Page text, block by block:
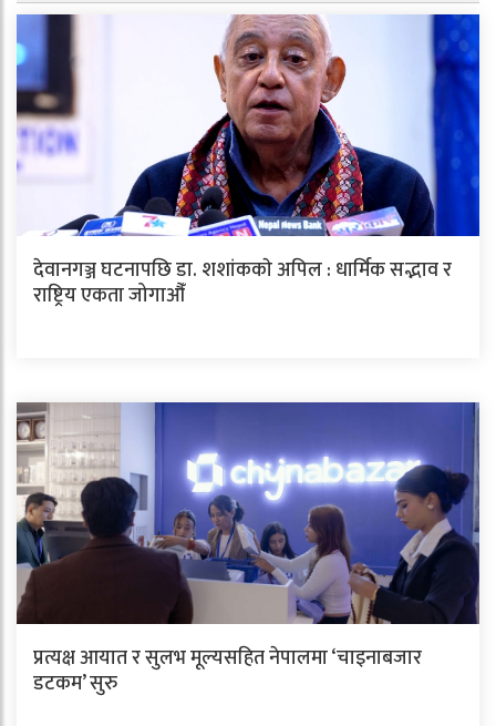
देवानगञ्ज घटनापछि डा. शशांककाे अपिल : धार्मिक सद्भाव र
राष्ट्रिय एकता जोगाऔँ
प्रत्यक्ष आयात र सुलभ मूल्यसहित नेपालमा ‘चाइनाबजार
डटकम’ सुरु